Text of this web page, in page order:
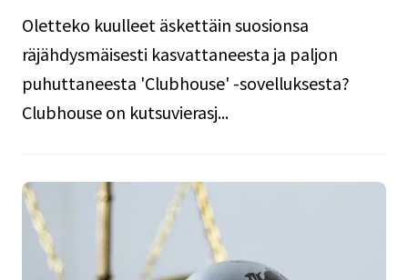
Oletteko kuulleet äskettäin suosionsa
räjähdysmäisesti kasvattaneesta ja paljon
puhuttaneesta 'Clubhouse' -sovelluksesta?
Clubhouse on kutsuvierasj...